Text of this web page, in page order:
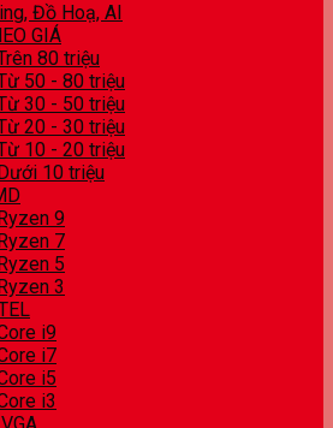
Đồ Hoạ, AI
GIÁ
80 triệu
50 - 80 triệu
30 - 50 triệu
20 - 30 triệu
10 - 20 triệu
10 triệu
9
7
5
3
i9
i7
i5
i3